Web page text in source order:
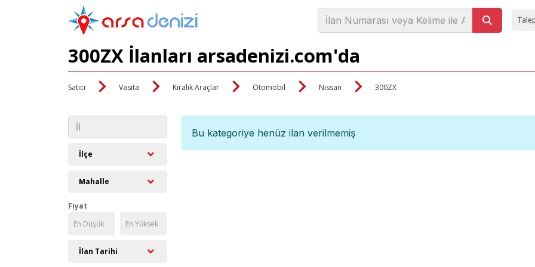
300ZX İlanları arsadenizi.com'da
Satıcı Vasıta Kiralık Araçlar Otomobil Nissan 300ZX
İlçe
Mahalle
Fiyat
İlan Tarihi
Bu kategoriye henüz ilan verilmemiş